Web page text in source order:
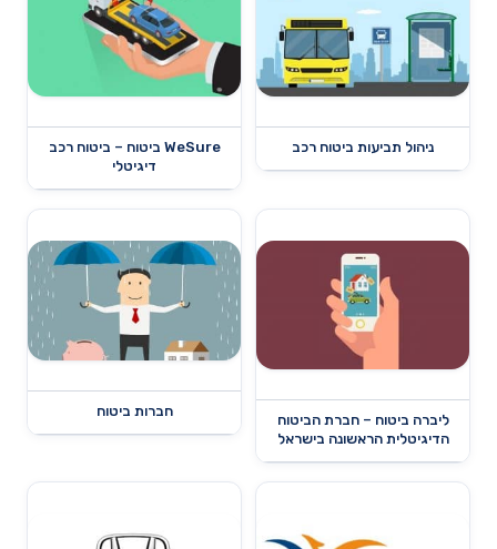
ניהול תביעות ביטוח רכב
WeSure ביטוח – ביטוח רכב
דיגיטלי
ליברה ביטוח – חברת הביטוח
הדיגיטלית הראשונה בישראל
חברות ביטוח